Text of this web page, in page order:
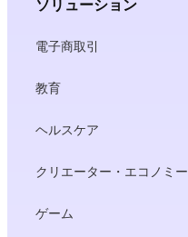
ソリューション
電子商取引
教育
ヘルスケア
クリエーター・エコノミー
ゲーム